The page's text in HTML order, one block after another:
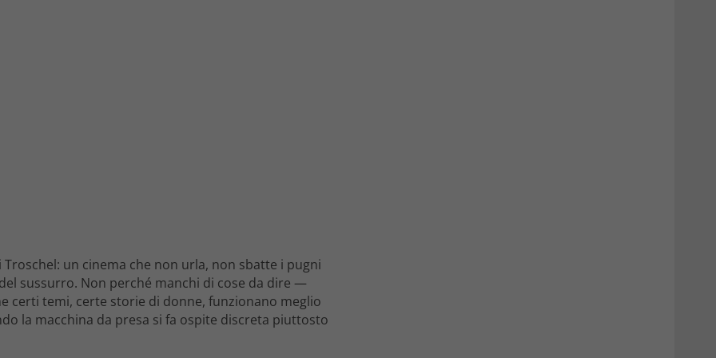
un cinema che non urla, non sbatte i pugni
sussurro. Non perché manchi di cose da dire —
certi temi, certe storie di donne, funzionano meglio
la macchina da presa si fa ospite discreta piuttosto